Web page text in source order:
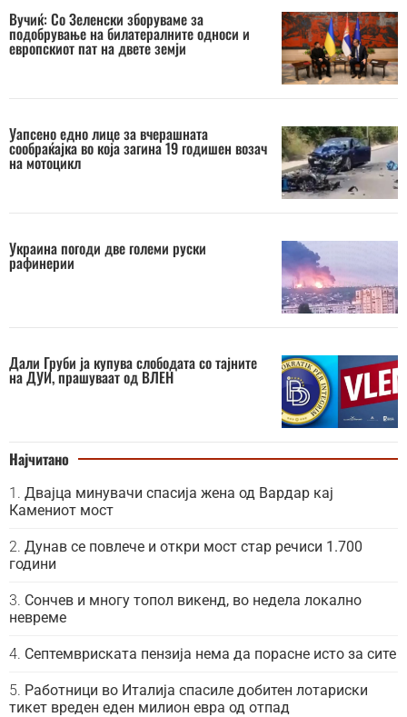
Вучиќ: Со Зеленски зборуваме за
подобрување на билатералните односи и
европскиот пат на двете земји
Уапсено едно лице за вчерашната
сообраќајка во која загина 19 годишен возач
на мотоцикл
Украина погоди две големи руски
рафинерии
Дали Груби ја купува слободата со тајните
на ДУИ, прашуваат од ВЛЕН
Најчитано
Двајца минувачи спасија жена од Вардар кај
Камениот мост
Дунав се повлече и откри мост стар речиси 1.700
години
Сончев и многу топол викенд, во недела локално
невреме
Септемвриската пензија нема да порасне исто за сите
Работници во Италија спасиле добитен лотариски
тикет вреден еден милион евра од отпад